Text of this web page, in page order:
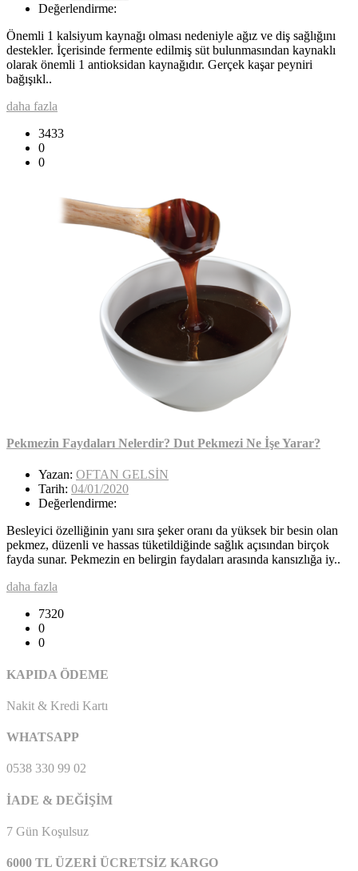
Değerlendirme:
Önemli 1 kalsiyum kaynağı olması nedeniyle ağız ve diş sağlığını
destekler. İçerisinde fermente edilmiş süt bulunmasından kaynaklı
olarak önemli 1 antioksidan kaynağıdır. Gerçek kaşar peyniri
bağışıkl..
daha fazla
3433
0
0
Pekmezin Faydaları Nelerdir? Dut Pekmezi Ne İşe Yarar?
Yazan: OFTAN GELSİN
Tarih: 04/01/2020
Değerlendirme:
Besleyici özelliğinin yanı sıra şeker oranı da yüksek bir besin olan
pekmez, düzenli ve hassas tüketildiğinde sağlık açısından birçok
fayda sunar. Pekmezin en belirgin faydaları arasında kansızlığa iy..
daha fazla
7320
0
0
KAPIDA ÖDEME
Nakit & Kredi Kartı
WHATSAPP
0538 330 99 02
İADE & DEĞİŞİM
7 Gün Koşulsuz
6000 TL ÜZERİ ÜCRETSİZ KARGO